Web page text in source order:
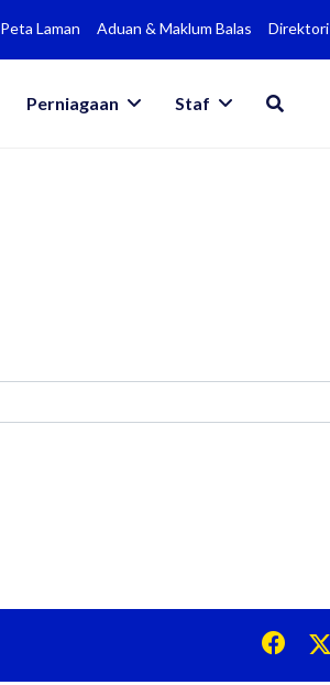
Peta Laman Aduan & Maklum Balas Direktori
Perniagaan Staf